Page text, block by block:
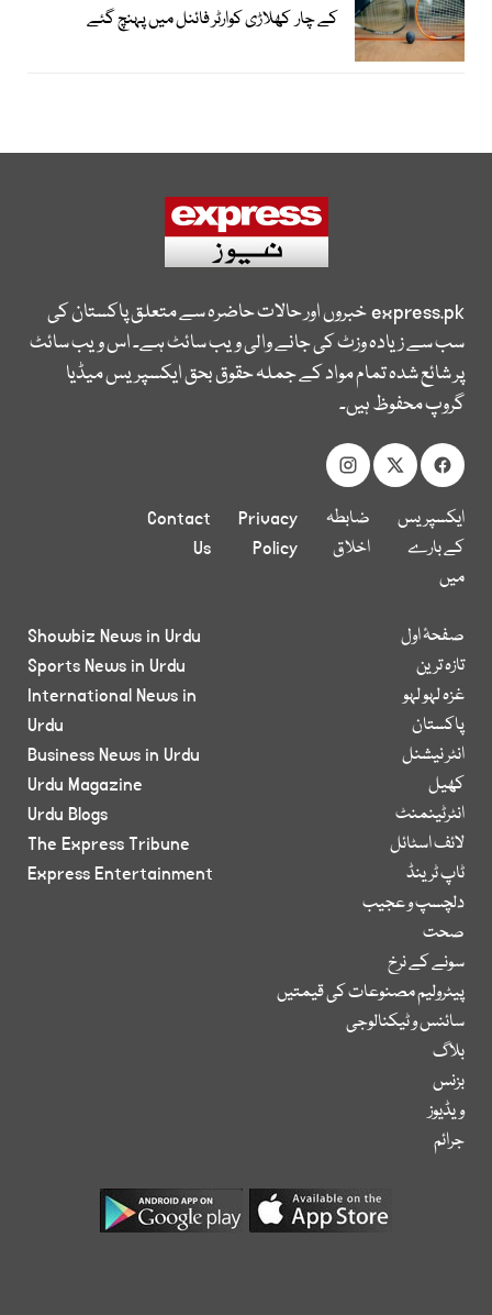
کے چار کھلاڑی کوارٹر فائنل میں پہنچ گئے
express.pkخبروں اور حالات حاضرہ سے متعلق پاکستان کی
سب سے زیادہ وزٹ کی جانے والی ویب سائٹ ہے۔ اس ویب سائٹ
پر شائع شدہ تمام مواد کے جملہ حقوق بحق ایکسپریس میڈیا
گروپ محفوظ ہیں۔
ایکسپریس
کے بارے
میں
ضابطہ
اخلاق
Privacy
Policy
Contact
Us
صفحۂ اول
تازہ ترین
غزہ لہو لہو
پاکستان
انٹر نیشنل
کھیل
انٹرٹینمنٹ
لائف اسٹائل
ٹاپ ٹرینڈ
دلچسپ و عجیب
صحت
سونے کے نرخ
پیٹرولیم مصنوعات کی قیمتیں
سائنس و ٹیکنالوجی
بلاگ
بزنس
ویڈیوز
جرائم
Showbiz News in Urdu
Sports News in Urdu
International News in
Urdu
Business News in Urdu
Urdu Magazine
Urdu Blogs
The Express Tribune
Express Entertainment